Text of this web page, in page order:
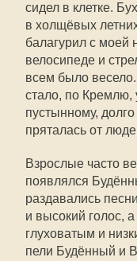
сидел в клетке.
в холщёвых
балагурил с моей
велосипеде и
всем было весело.
стало, по
пустынному,
пряталась от
Взрослые часто
появлялся
раздавались
и высокий голос,
глуховатым и
пели Будённый и